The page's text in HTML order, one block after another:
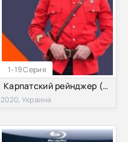
1-19 Серия
Карпатский рейнджер (2020)
2020, Украина